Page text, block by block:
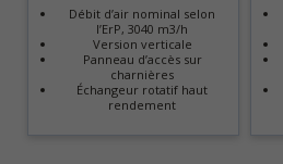
Débit d’air nominal selon
l’ErP, 3040 m3/h
Version verticale
Panneau d’accès sur
charnières
Échangeur rotatif haut
rendement